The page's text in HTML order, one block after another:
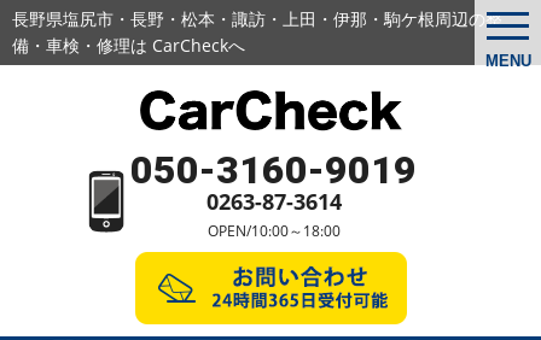
MENU
長野県塩尻市・長野・松本・諏訪・上田・伊那・駒ケ根周辺の整
備・車検・修理は CarCheckへ
050-3160-9019
0263-87-3614
OPEN/10:00～18:00